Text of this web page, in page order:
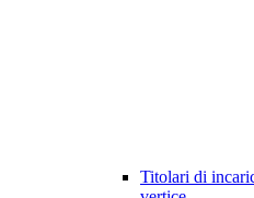
Titolari di